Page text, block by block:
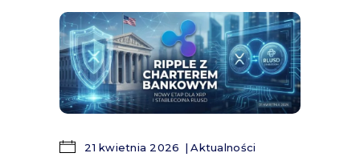
21 kwietnia 2026 Aktualności